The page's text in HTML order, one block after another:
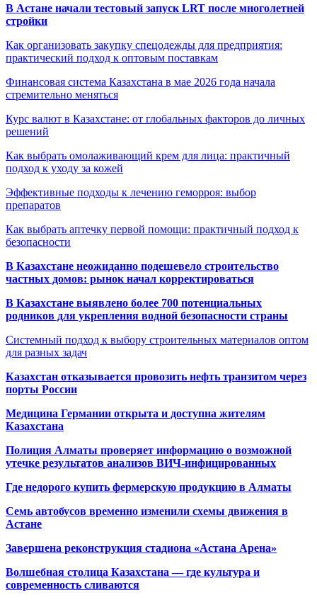
В Астане начали тестовый запуск LRT после многолетней
стройки
Как организовать закупку спецодежды для предприятия:
практический подход к оптовым поставкам
Финансовая система Казахстана в мае 2026 года начала
стремительно меняться
Курс валют в Казахстане: от глобальных факторов до личных
решений
Как выбрать омолаживающий крем для лица: практичный
подход к уходу за кожей
Эффективные подходы к лечению геморроя: выбор
препаратов
Как выбрать аптечку первой помощи: практичный подход к
безопасности
В Казахстане неожиданно подешевело строительство
частных домов: рынок начал корректироваться
В Казахстане выявлено более 700 потенциальных
родников для укрепления водной безопасности страны
Системный подход к выбору строительных материалов оптом
для разных задач
Казахстан отказывается провозить нефть транзитом через
порты России
Медицина Германии открыта и доступна жителям
Казахстана
Полиция Алматы проверяет информацию о возможной
утечке результатов анализов ВИЧ-инфицированных
Где недорого купить фермерскую продукцию в Алматы
Семь автобусов временно изменили схемы движения в
Астане
Завершена реконструкция стадиона «Астана Арена»
Волшебная столица Казахстана — где культура и
современность сливаются